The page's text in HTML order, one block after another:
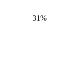
−31%